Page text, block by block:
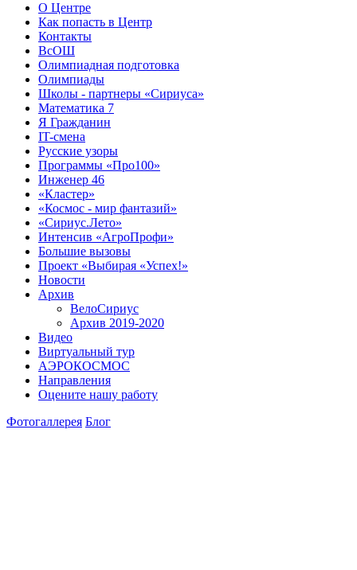
О Центре
Как попасть в Центр
Контакты
ВсОШ
Олимпиадная подготовка
Олимпиады
Школы - партнеры «Сириуса»
Математика 7
Я Гражданин
IT-смена
Русские узоры
Программы «Про100»
Инженер 46
«Кластер»
«Космос - мир фантазий»
«Сириус.Лето»
Интенсив «АгроПрофи»‎
Большие вызовы
Проект «Выбирая «Успех!»
Новости
Архив
ВелоСириус
Архив 2019-2020
Видео
Виртуальный тур
АЭРОКОСМОС
Направления
Оцените нашу работу
Фотогаллерея Блог